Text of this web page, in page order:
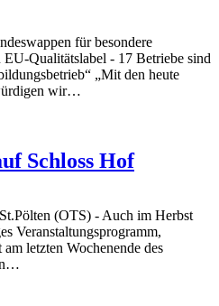
für besondere
EU-Qualitätslabel - 17 Betriebe sind
„Mit den heute
wir…
Schloss Hof
St.Pölten (OTS) - Auch im Herbst
Veranstaltungsprogramm,
letzten Wochenende des
…